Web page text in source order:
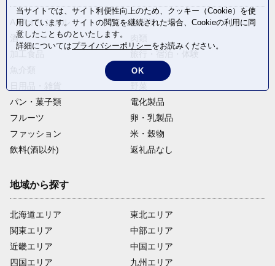
ANAオリジナル
定期便
酒
麺類
パン・菓子類
電化製品
フルーツ
卵・乳製品
ファッション
米・穀物
飲料(酒以外)
返礼品なし
地域から探す
北海道エリア
関東エリア
近畿エリア
四国エリア
東北エリア
中部エリア
中国エリア
九州エリア
当サイトでは、サイト利便性向上のため、クッキー（Cookie）を使
用しています。サイトの閲覧を継続された場合、Cookieの利用に同
意したことものといたします。
詳細についてはプライバシーポリシーをお読みください。
OK